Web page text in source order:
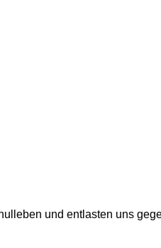
und ent­las­ten uns